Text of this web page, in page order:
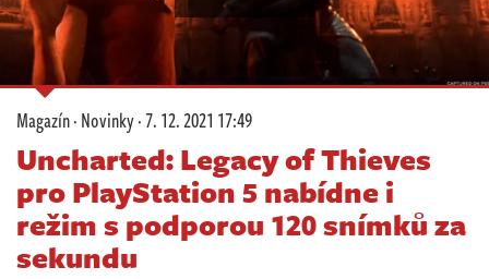
Databáze
Komunita
Redakce
Živě
Magazín·Novinky·7. 12. 2021 17:49
Uncharted: Legacy of Thieves
pro PlayStation 5 nabídne i
režim s podporou 120 snímků za
sekundu